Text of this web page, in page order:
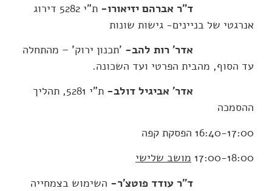
ד"ר אברהם יזיאורו-
ת"י 5282 דירוג
אנרגטי של בניינים- גישות שונות
אדר' רות להב- 'תכנון ירוק' – מהתחלה
עד הסוף, מהבית הפרטי ועד השכונה.
אדר' אביגיל דולב-
ת"י 5281, תהליך
ההסמכה
16:40-17:00 הפסקת קפה
17:00-18:00 מושב שלישי
ד"ר עודד פוטצ'ר- השימוש בצמחייה